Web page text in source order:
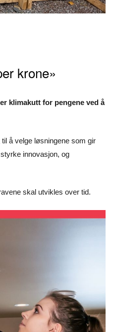
krone»
klimakutt for pengene ved å
å velge løsningene som gir
innovasjon, og
skal utvikles over tid.